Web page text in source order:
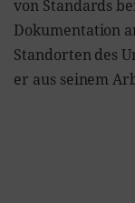
von Standards
Dokumentation
Standorten des
er aus seinem